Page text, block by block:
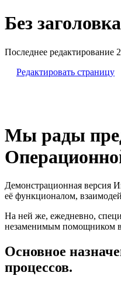
Без заголовка
Последнее редактирование
Редактировать страницу
Мы рады
Демонстрационная версия
её функционалом,
На ней же, ежедневно,
незаменимым помощником
Основное
процессов.